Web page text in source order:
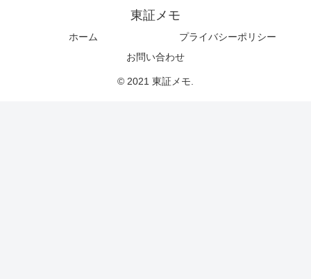
東証メモ
ホーム
プライバシーポリシー
お問い合わせ
© 2021 東証メモ.